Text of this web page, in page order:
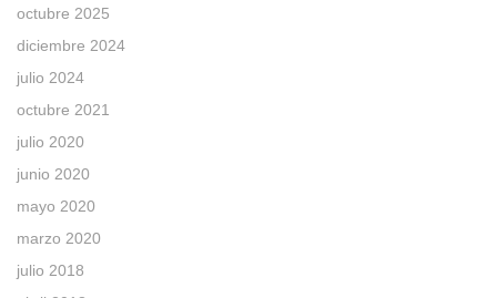
octubre 2025
diciembre 2024
julio 2024
octubre 2021
julio 2020
junio 2020
mayo 2020
marzo 2020
julio 2018